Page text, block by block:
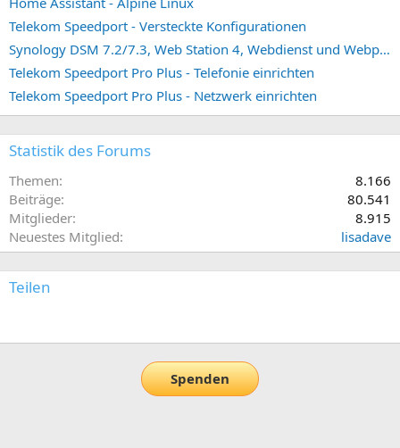
Telekom Speedport - Versteckte Konfigurationen
Synology DSM 7.2/7.3, Web Station 4, Webdienst und Webportal erstellen (ehemals vHost)
Telekom Speedport Pro Plus - Telefonie einrichten
Telekom Speedport Pro Plus - Netzwerk einrichten
Statistik des Forums
Themen
8.166
Beiträge
80.541
Mitglieder
8.915
Neuestes Mitglied
lisadave
Teilen
Spenden